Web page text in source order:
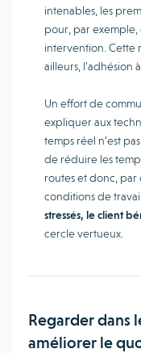
intenables, les
pour, par
intervention. Cette
ailleurs, l’adhésion
Un effort de
expliquer aux
temps réel n’est
de réduire les
routes et donc, par
conditions de travail.
stressés, le client
cercle vertueux.
Regarder dans
améliorer le